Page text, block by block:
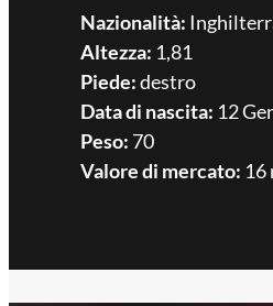
Nazionalità:
Altezza: 1,81
Piede:destro
Data di nascita: 12
Peso: 70
Valore di mercato: 16